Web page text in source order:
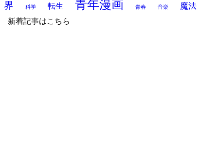
界 科学 転生 青年漫画 青春 音楽 魔法
新着記事はこちら